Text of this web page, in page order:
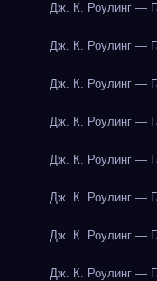
Дж. К. Роулинг —
Дж. К. Роулинг —
Дж. К. Роулинг —
Дж. К. Роулинг —
Дж. К. Роулинг —
Дж. К. Роулинг —
Дж. К. Роулинг —
Дж. К. Роулинг —